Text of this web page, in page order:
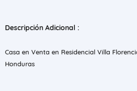
Descripción Adicional :
Casa en Venta en Residencial Villa
Honduras